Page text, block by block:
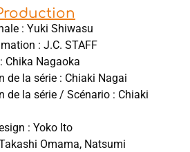
: Yuki Shiwasu
: J.C. STAFF
Chika Nagaoka
de la série : Chiaki Nagai
de la série / Scénario : Chiaki
: Yoko Ito
Omama, Natsumi